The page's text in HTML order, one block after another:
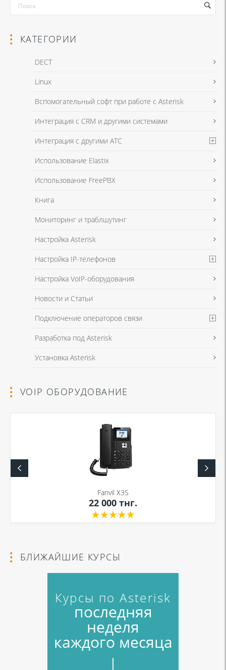
КАТЕГОРИИ
DECT
Linux
Вспомогательный софт при работе с Asterisk
Интеграция с CRM и другими системами
Интеграция с другими АТС
Использование Elastix
Использование FreePBX
Книга
Мониторинг и траблшутинг
Настройка Asterisk
Настройка IP-телефонов
Настройка VoIP-оборудования
Новости и Статьи
Подключение операторов связи
Разработка под Asterisk
Установка Asterisk
VOIP ОБОРУДОВАНИЕ
Fanvil X3S
22 000 тнг.
БЛИЖАЙШИЕ КУРСЫ
Курсы по Asterisk
последняя
неделя
каждого месяца